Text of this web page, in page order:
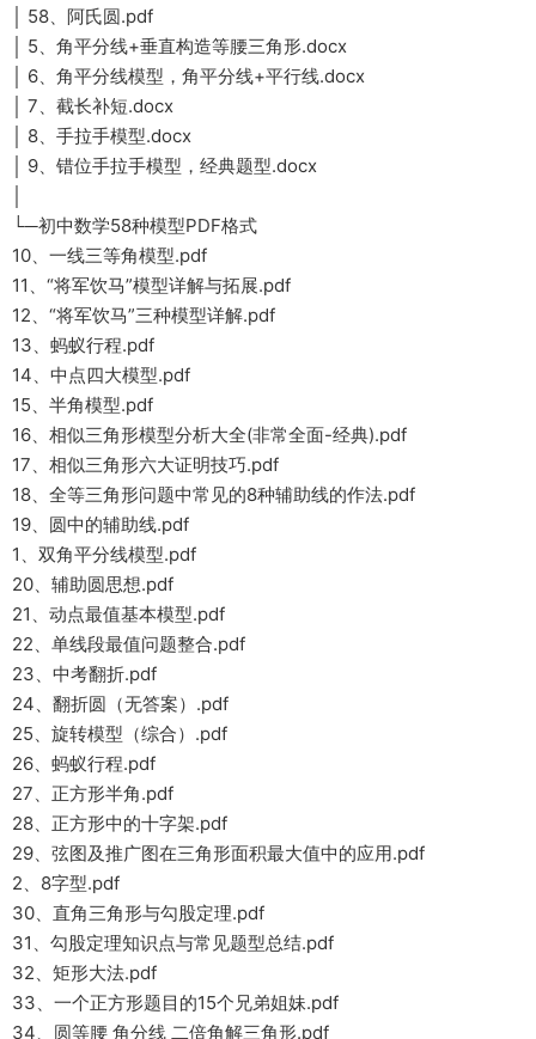
│ 58、阿氏圆.pdf
│ 5、角平分线+垂直构造等腰三角形.docx
│ 6、角平分线模型，角平分线+平行线.docx
│ 7、截长补短.docx
│ 8、手拉手模型.docx
│ 9、错位手拉手模型，经典题型.docx
└─初中数学58种模型PDF格式
10、一线三等角模型.pdf
11、“将军饮马”模型详解与拓展.pdf
12、“将军饮马”三种模型详解.pdf
13、蚂蚁行程.pdf
14、中点四大模型.pdf
15、半角模型.pdf
16、相似三角形模型分析大全(非常全面-经典).pdf
17、相似三角形六大证明技巧.pdf
18、全等三角形问题中常见的8种辅助线的作法.pdf
19、圆中的辅助线.pdf
1、双角平分线模型.pdf
20、辅助圆思想.pdf
21、动点最值基本模型.pdf
22、单线段最值问题整合.pdf
23、中考翻折.pdf
24、翻折圆（无答案）.pdf
25、旋转模型（综合）.pdf
26、蚂蚁行程.pdf
27、正方形半角.pdf
28、正方形中的十字架.pdf
29、弦图及推广图在三角形面积最大值中的应用.pdf
2、8字型.pdf
30、直角三角形与勾股定理.pdf
31、勾股定理知识点与常见题型总结.pdf
32、矩形大法.pdf
33、一个正方形题目的15个兄弟姐妹.pdf
34、圆等腰 角分线 二倍角解三角形.pdf